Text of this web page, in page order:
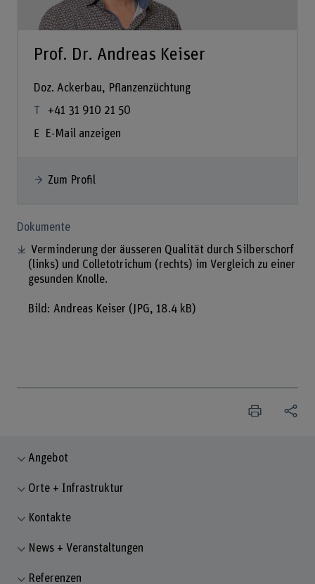
Prof. Dr. Andreas Keiser
Doz. Ackerbau, Pflanzenzüchtung
+41 31 910 21 50
E-Mail anzeigen
Zum Profil
Dokumente
Verminderung der äusseren Qualität durch Silberschorf
(links) und Colletotrichum (rechts) im Vergleich zu einer
gesunden Knolle.
Bild: Andreas Keiser (JPG, 18.4 kB)
Angebot
Orte + Infrastruktur
Kontakte
News + Veranstaltungen
Referenzen